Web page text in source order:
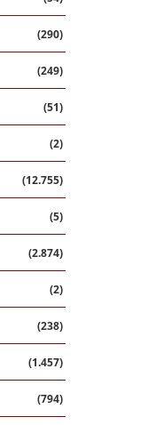
(290)
(249)
(51)
(2)
(12.755)
(5)
(2.874)
(2)
(238)
(1.457)
(794)